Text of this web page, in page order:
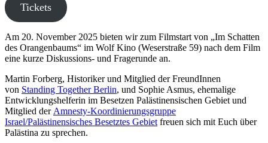
Tickets
Am 20. November 2025 bieten wir zum Filmstart von „Im Schatten
des Orangenbaums“ im Wolf Kino (Weserstraße 59) nach dem Film
eine kurze Diskussions- und Fragerunde an.
Martin Forberg, Historiker und Mitglied der FreundInnen
von Standing Together Berlin, und Sophie Asmus, ehemalige
Entwicklungshelferin im Besetzen Palästinensischen Gebiet und
Mitglied der Amnesty-Koordinierungsgruppe
Israel/Palästinensisches Besetztes Gebiet freuen sich mit Euch über
Palästina zu sprechen.